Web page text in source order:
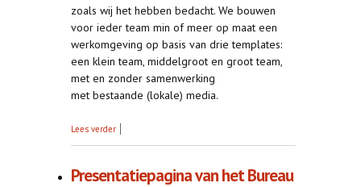
zoals wij het hebben bedacht. We bouwen
voor ieder team min of meer op maat een
werkomgeving op basis van drie templates:
een klein team, middelgroot en groot team,
met en zonder samenwerking
met bestaande (lokale) media.
Lees verder over Test 123, test 123...
Presentatiepagina van het Bureau